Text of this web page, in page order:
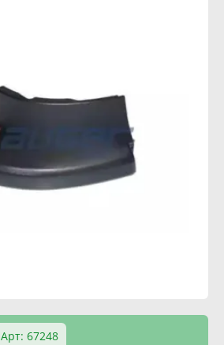
Арт: 67248